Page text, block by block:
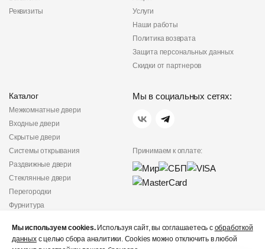
Реквизиты
Услуги
Наши работы
Политика возврата
Защита персональных данных
Скидки от партнеров
Каталог
Межкомнатные двери
Входные двери
Скрытые двери
Системы открывания
Раздвижные двери
Стеклянные двери
Перегородки
Фурнитура
Мы в социальных сетях:
Принимаем к оплате:
конфиденциальности
Не является публичной
Мы используем cookies.Используя сайт, вы соглашаетесь с обработкой
данныхс целью сбора аналитики. Cookies можно отключить в любой